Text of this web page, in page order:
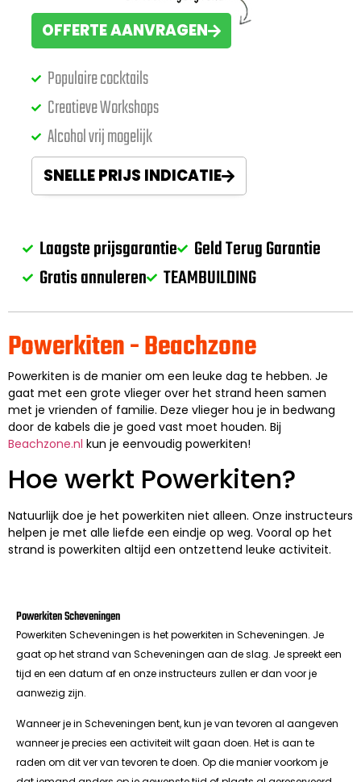
OFFERTE AANVRAGEN
Populaire cocktails
Creatieve Workshops
Alcohol vrij mogelijk
SNELLE PRIJS INDICATIE
Laagste prijsgarantie
Geld Terug Garantie
Gratis annuleren TEAMBUILDING
Powerkiten - Beachzone
Powerkiten is de manier om een leuke dag te hebben. Je
gaat met een grote vlieger over het strand heen samen
met je vrienden of familie. Deze vlieger hou je in bedwang
door de kabels die je goed vast moet houden. Bij
Beachzone.nl kun je eenvoudig powerkiten!
Hoe werkt Powerkiten?
Natuurlijk doe je het powerkiten niet alleen. Onze instructeurs
helpen je met alle liefde een eindje op weg. Vooral op het
strand is powerkiten altijd een ontzettend leuke activiteit.
Powerkiten Scheveningen
Powerkiten Scheveningen is het powerkiten in Scheveningen. Je
gaat op het strand van Scheveningen aan de slag. Je spreekt een
tijd en een datum af en onze instructeurs zullen er dan voor je
aanwezig zijn.
Wanneer je in Scheveningen bent, kun je van tevoren al aangeven
wanneer je precies een activiteit wilt gaan doen. Het is aan te
raden om dit ver van tevoren te doen. Op die manier voorkom je